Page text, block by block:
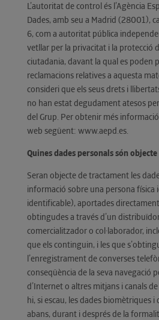
L’autoritat de control és l’Agència
Dades, amb seu a Madrid (28001),
6, com a autoritat pública
vetllar per la privacitat i la protecció
ciutadania, davant la qual es poden
reclamacions relatives a aquesta
consideri que els seus drets i
no han estat degudament atesos
del Grup. Per obtenir més
web següent: www.aepd.es.
Quines dades personals són
Seran objecte de tractament les
informació sobre una persona física
identificable), aportades
obtingudes a través d’un
comercialitzador o col·laborador,
que els continguin, i les que
l’enregistrament de converses
conseqüència de la seva navegació
d’Internet o altres mitjans i canals
hi, si escau, les dades biomètriques i
abans, durant i després de la